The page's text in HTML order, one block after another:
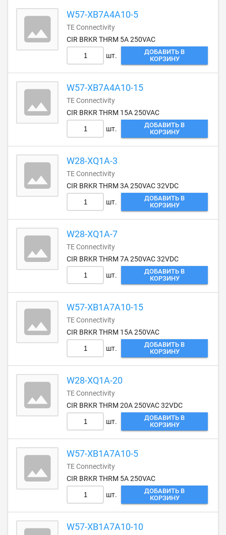
W57-XB7A4A10-5
TE Connectivity
CIR BRKR THRM 5A 250VAC
шт.
ДОБАВИТЬ В
КОРЗИНУ
W57-XB7A4A10-15
TE Connectivity
CIR BRKR THRM 15A 250VAC
шт.
ДОБАВИТЬ В
КОРЗИНУ
W28-XQ1A-3
TE Connectivity
CIR BRKR THRM 3A 250VAC 32VDC
шт.
ДОБАВИТЬ В
КОРЗИНУ
W28-XQ1A-7
TE Connectivity
CIR BRKR THRM 7A 250VAC 32VDC
шт.
ДОБАВИТЬ В
КОРЗИНУ
W57-XB1A7A10-15
TE Connectivity
CIR BRKR THRM 15A 250VAC
шт.
ДОБАВИТЬ В
КОРЗИНУ
W28-XQ1A-20
TE Connectivity
CIR BRKR THRM 20A 250VAC 32VDC
шт.
ДОБАВИТЬ В
КОРЗИНУ
W57-XB1A7A10-5
TE Connectivity
CIR BRKR THRM 5A 250VAC
шт.
ДОБАВИТЬ В
КОРЗИНУ
W57-XB1A7A10-10